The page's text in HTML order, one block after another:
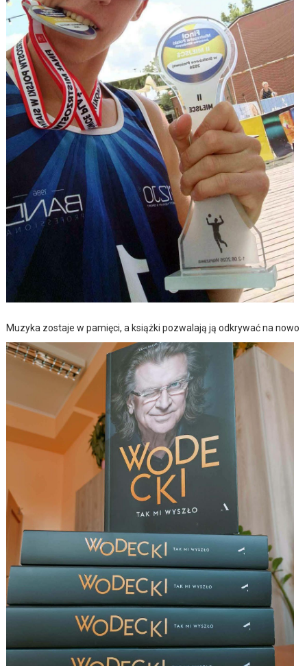
Muzyka zostaje w pamięci, a książki pozwalają ją odkrywać na nowo